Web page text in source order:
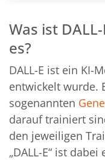
Was ist
es?
DALL-E ist ein KI-
entwickelt wurde.
sogenannten
darauf trainiert
den jeweiligen
„DALL-E“ ist